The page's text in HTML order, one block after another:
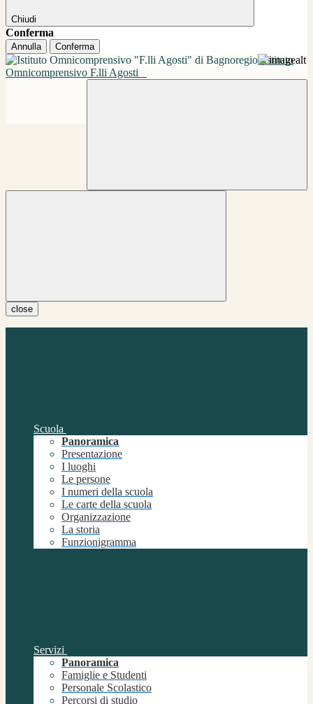
Chiudi
Conferma
Annulla Conferma
Istituto
Omnicomprensivo F.lli Agosti
close
Scuola
Panoramica
Presentazione
I luoghi
Le persone
I numeri della scuola
Le carte della scuola
Organizzazione
La storia
Funzionigramma
Servizi
Panoramica
Famiglie e Studenti
Personale Scolastico
Percorsi di studio